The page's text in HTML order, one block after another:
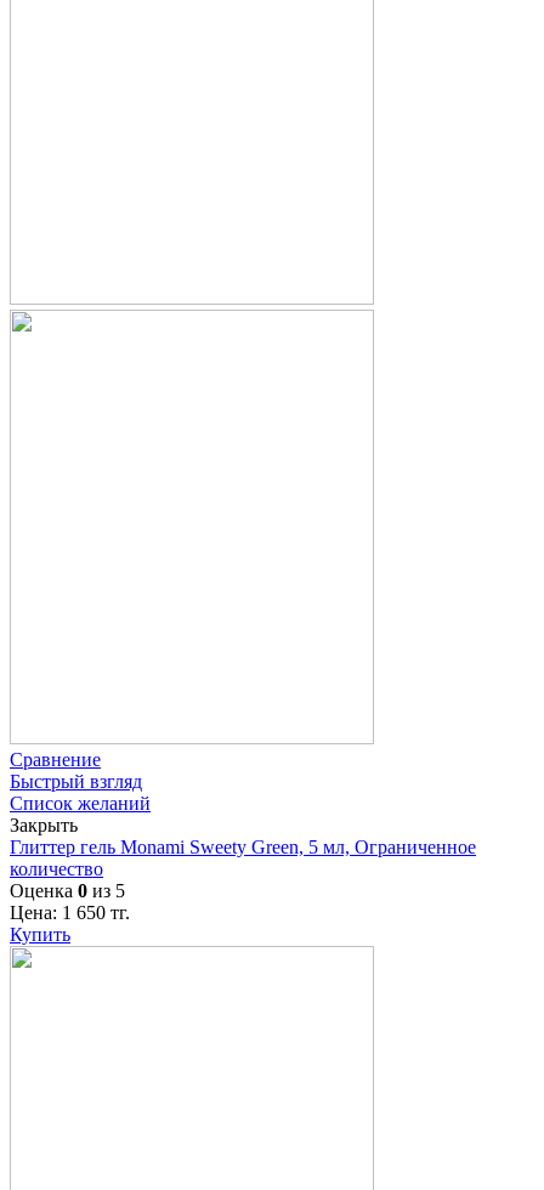
Сравнение
Быстрый взгляд
Список желаний
Закрыть
Глиттер гель Monami Sweety Green, 5 мл, Ограниченное
количество
Оценка 0 из 5
Цена: 1 650 тг.
Купить